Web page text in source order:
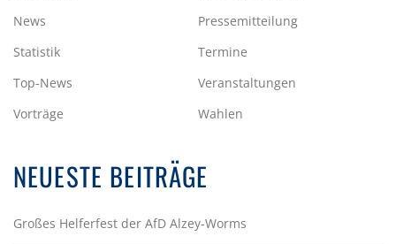
News
Pressemitteilung
Statistik
Termine
Top-News
Veranstaltungen
Vorträge
Wahlen
NEUESTE BEITRÄGE
Großes Helferfest der AfD Alzey-Worms